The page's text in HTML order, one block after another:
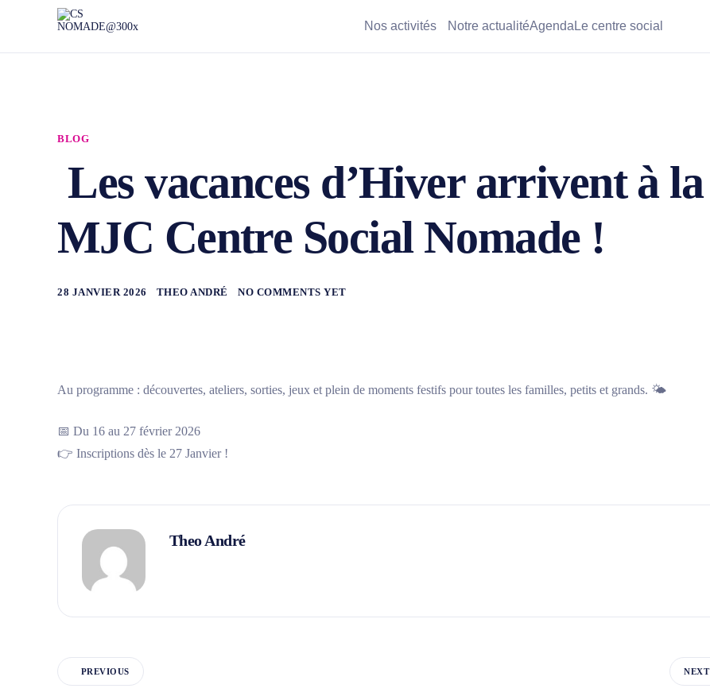
Nos activités Notre actualitéAgenda Le centre social
BLOG
Les vacances d’Hiver arrivent à la
MJC Centre Social Nomade !
28 JANVIER 2026 THEO ANDRÉ NO COMMENTS YET
Au programme : découvertes, ateliers, sorties, jeux et plein de moments festifs pour toutes les familles, petits et grands. 🌤
📅 Du 16 au 27 février 2026
👉 Inscriptions dès le 27 Janvier !
Theo André
PREVIOUS NEXT